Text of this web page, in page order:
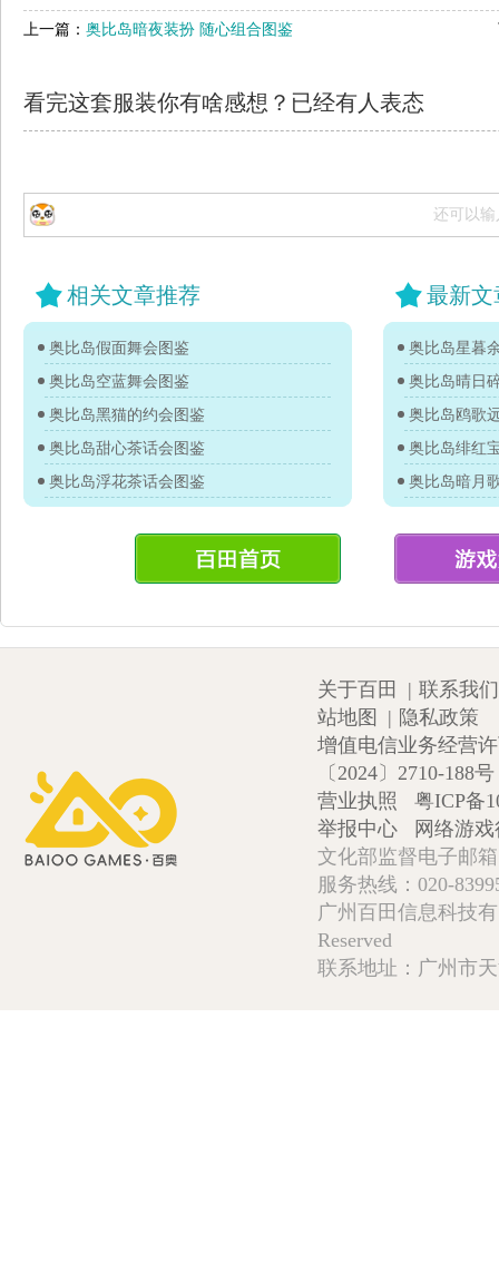
上一篇： 奥比岛暗夜装扮 随心组合图鉴
看完这套服装你有啥感想？已经有人表态
还可以输
相关文章推荐
奥比岛假面舞会图鉴
奥比岛空蓝舞会图鉴
奥比岛黑猫的约会图鉴
奥比岛甜心茶话会图鉴
奥比岛浮花茶话会图鉴
最新文
奥比岛星暮
奥比岛晴日
奥比岛鸥歌
奥比岛绯红
奥比岛暗月
关于百田 | 联系我们
站地图
| 隐私政策
增值电信业务经营
〔2024〕2710-188号
营业执照
粤ICP备
举报中心
网络游
文化部监督电子邮
服务热线：020-
广州百田信息科技
Reserved
联系地址：广州市